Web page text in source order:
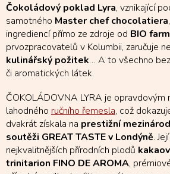
Čokoládový poklad Lyra, vznikající
samotného Master chef chocolatiera
ingrediencí přímo ze zdroje od BIO
prvozpracovatelů v Kolumbii, zaručuje
kulinářský požitek… A to všechno
či aromatických látek.
ČOKOLÁDOVNA LYRA je
lahodného ručního řemesla, což
dvakrát získala na prestižní
soutěži GREAT TASTE v Londýně.
nejkvalitnějších přírodních plodů
trinitarion FINO DE AROMA,